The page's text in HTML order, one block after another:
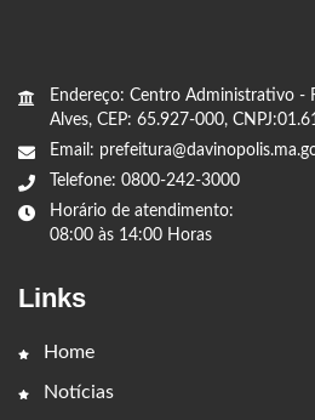
Endereço: Centro Administrativo -
Alves, CEP: 65.927-000,
Email:
Telefone: 0800-242-3000
Horário de atendimento:
08:00 às 14:00 Horas
Links
Home
Notícias